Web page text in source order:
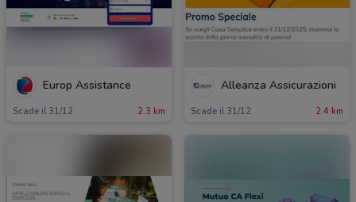
Europ Assistance
Scade il 31/12 2.3 km
Alleanza Assicurazioni
Scade il 31/12 2.4 km